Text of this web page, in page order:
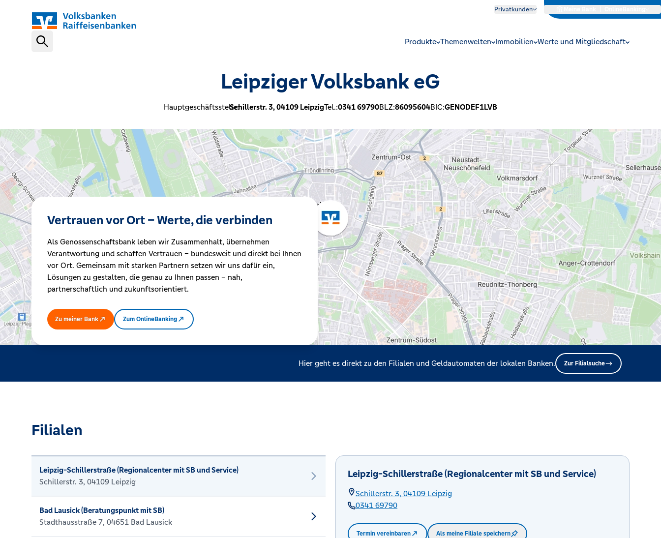
Privatkunden
VR Banking App
Kreditrechner
Immobilien
Produkte Themenwelten Immobilien Werte und Mitgliedschaft
Leipziger Volksbank eG
Hauptgeschäftsstelle:Schillerstr. 3,04109 LeipzigTel.:0341 69790BLZ:86095604BIC:GENODEF1LVB
Vertrauen vor Ort – Werte, die verbinden
Als Genossenschaftsbank leben wir Zusammenhalt, übernehmen
Verantwortung und schaffen Vertrauen – bundesweit und direkt bei Ihnen
vor Ort. Gemeinsam mit starken Partnern setzen wir uns dafür ein,
Lösungen zu gestalten, die genau zu Ihnen passen – nah,
partnerschaftlich und zukunftsorientiert.
Zu meiner Bank Zum OnlineBanking
Hier geht es direkt zu den Filialen und Geldautomaten der lokalen Banken. Zur Filialsuche
Filialen
Leipzig-Schillerstraße (Regionalcenter mit SB und Service)
Schillerstr. 3, 04109 Leipzig
Bad Lausick (Beratungspunkt mit SB)
Stadthausstraße 7, 04651 Bad Lausick
Leipzig-Schillerstraße (Regionalcenter mit SB und Service)
Schillerstr. 3, 04109 Leipzig
0341 69790
Termin vereinbaren Als meine Filiale speichern